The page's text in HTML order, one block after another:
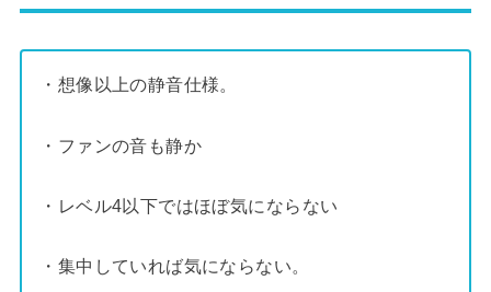
・想像以上の静音仕様。
・ファンの音も静か
・レベル4以下ではほぼ気にならない
・集中していれば気にならない。